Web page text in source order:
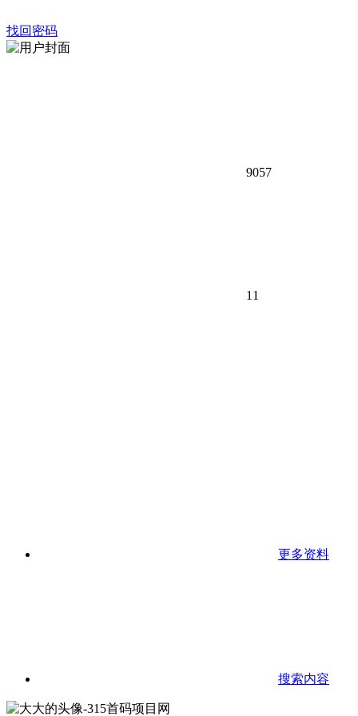
找回密码
9057
1 1
更多资料
搜索内容